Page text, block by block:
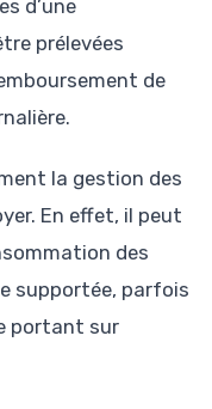
d’une
prélevées
de
la gestion des
En effet, il peut
des
supportée, parfois
portant sur